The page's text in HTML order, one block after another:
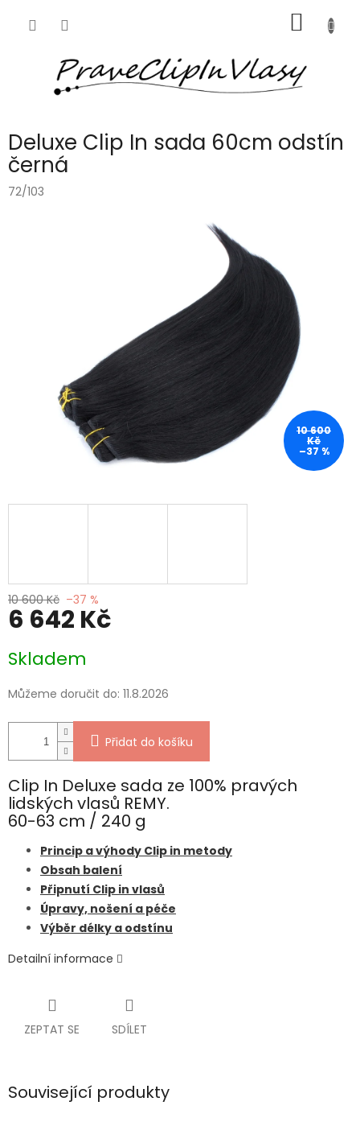
KOŠÍK
Deluxe Clip In sada 60cm odstín
černá
72/103
10 600
Kč
–37 %
10 600 Kč –37 %
6 642 Kč
cena:
Skladem
Můžeme doručit do: 11.8.2026
Přidat do košíku
Clip In Deluxe sada ze 100% pravých
lidských vlasů REMY.
60-63 cm / 240 g
Princip a výhody Clip in metody
Obsah balení
Připnutí Clip in vlasů
Úpravy, nošení a péče
Výběr délky a odstínu
Detailní informace
ZEPTAT SE SDÍLET
Související produkty